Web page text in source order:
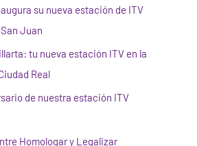
su nueva estación de ITV
Juan
tu nueva estación ITV en la
Real
de nuestra estación ITV
Homologar y Legalizar